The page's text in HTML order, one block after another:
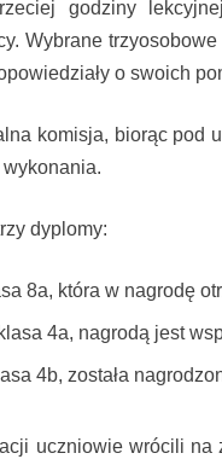
godziny
Wybrane
o swoich
komisja, biorąc pod
wykonania.
dyplomy:
8a, która w nagrodę
klasa 4a, nagrodą jest
4b, została
uczniowie wrócili